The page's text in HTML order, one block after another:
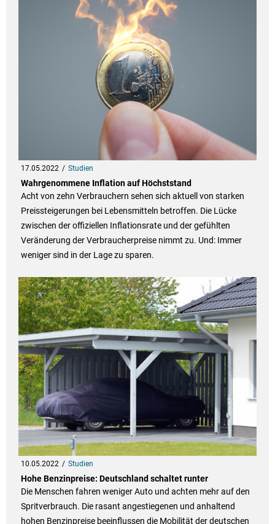
17.05.2022 Studien
Wahrgenommene Inflation auf Höchststand
Acht von zehn Verbrauchern sehen sich aktuell von starken
Preissteigerungen bei Lebensmitteln betroffen. Die Lücke
zwischen der offiziellen Inflationsrate und der gefühlten
Veränderung der Verbraucherpreise nimmt zu. Und: Immer
weniger sind in der Lage zu sparen.
10.05.2022 Studien
Hohe Benzinpreise: Deutschland schaltet runter
Die Menschen fahren weniger Auto und achten mehr auf den
Spritverbrauch. Die rasant angestiegenen und anhaltend
hohen Benzinpreise beeinflussen die Mobilität der deutschen